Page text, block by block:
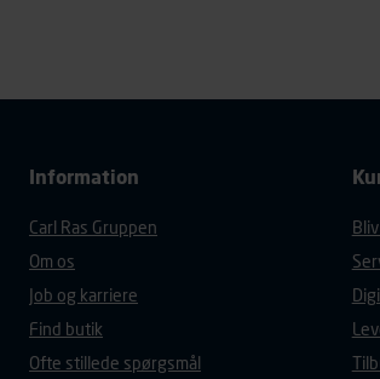
Information
Carl Ras Gruppen
Om os
Job og karriere
Find butik
Ofte stillede spørgsmål